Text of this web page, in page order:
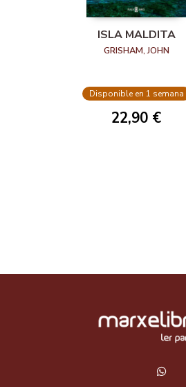
ISLA MALDITA
GRISHAM, JOHN
Disponible en 1 semana
22,90 €